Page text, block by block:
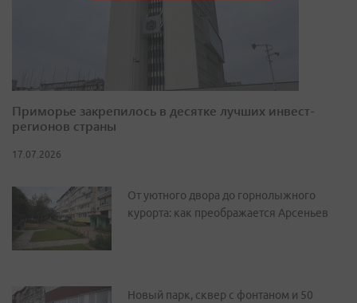
Приморье закрепилось в десятке лучших инвест-
регионов страны
17.07.2026
От уютного двора до горнолыжного
курорта: как преображается Арсеньев
Новый парк, сквер с фонтаном и 50